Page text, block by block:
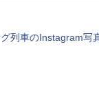
列車のInstagram写